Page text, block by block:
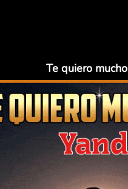
Te quiero mucho